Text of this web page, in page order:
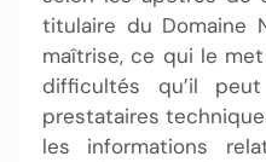
titulaire du Domaine
maîtrise, ce qui le
difficultés qu’il
prestataires
les informations